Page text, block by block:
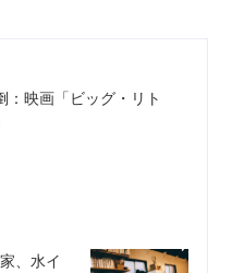
：映画「ビッグ・リト
、水イ